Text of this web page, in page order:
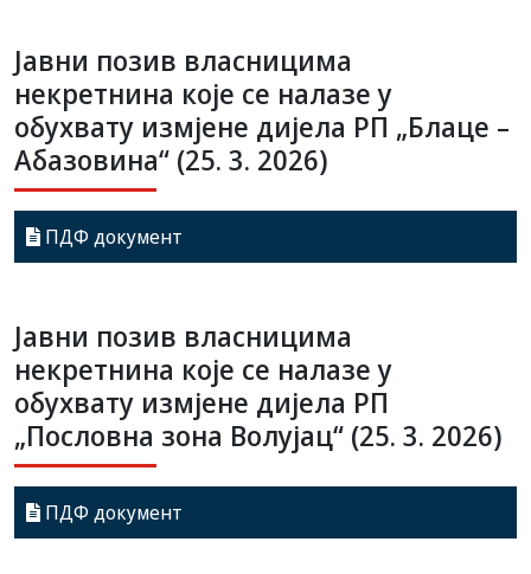
Јавни позив власницима
некретнина које се налазе у
обухвату измјене дијела РП „Блаце –
Абазовина“ (25. 3. 2026)
ПДФ документ
Јавни позив власницима
некретнина које се налазе у
обухвату измјене дијела РП
„Пословна зона Волујац“ (25. 3. 2026)
ПДФ документ